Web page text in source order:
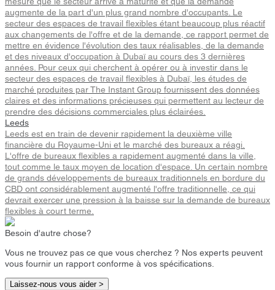
augmente de la part d'un plus grand nombre d'occupants. Le
secteur des espaces de travail flexibles étant beaucoup plus réactif
aux changements de l'offre et de la demande, ce rapport permet de
mettre en évidence l'évolution des taux réalisables, de la demande
et des niveaux d'occupation à Dubaï au cours des 3 dernières
années. Pour ceux qui cherchent à opérer ou à investir dans le
secteur des espaces de travail flexibles à Dubaï, les études de
marché produites par The Instant Group fournissent des données
claires et des informations précieuses qui permettent au lecteur de
prendre des décisions commerciales plus éclairées.
Leeds
Leeds est en train de devenir rapidement la deuxième ville
financière du Royaume-Uni et le marché des bureaux a réagi.
L'offre de bureaux flexibles a rapidement augmenté dans la ville,
tout comme le taux moyen de location d'espace. Un certain nombre
de grands développements de bureaux traditionnels en bordure du
CBD ont considérablement augmenté l'offre traditionnelle, ce qui
devrait exercer une pression à la baisse sur la demande de bureaux
flexibles à court terme.
Besoin d'autre chose?
Vous ne trouvez pas ce que vous cherchez ? Nos experts peuvent
vous fournir un rapport conforme à vos spécifications.
Laissez-nous vous aider >